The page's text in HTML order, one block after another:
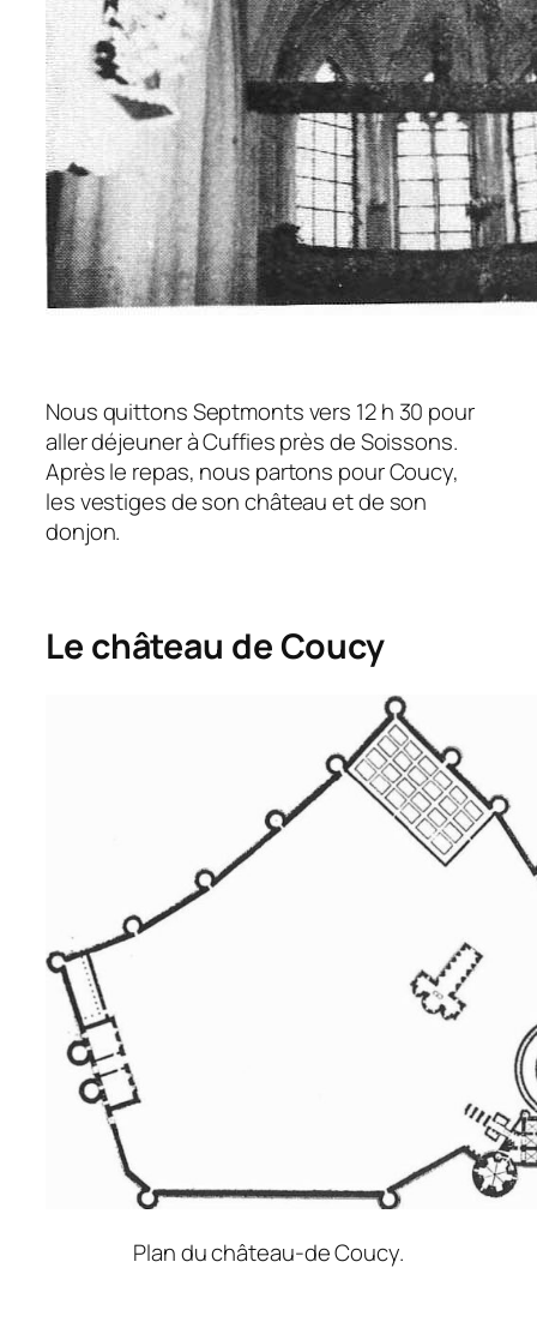
Nous quittons Septmonts vers 12 h 30 pour
aller déjeuner à Cuffies près de Soissons.
Après le repas, nous partons pour Coucy,
les vestiges de son château et de son
donjon.
Le château de Coucy
Plan du château-de Coucy.